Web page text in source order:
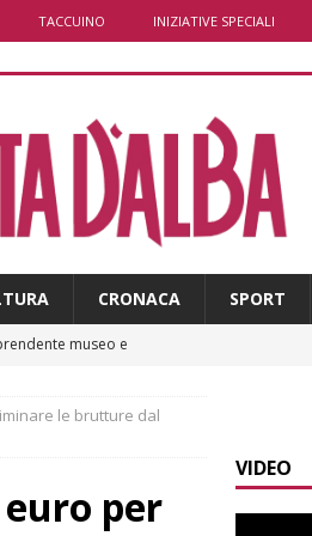
TACCUINO INIZIATIVE SPECIALI
CRONACA SPORT
museo e
gli scout
mossiere per
le brutture dal
per
VIDEO